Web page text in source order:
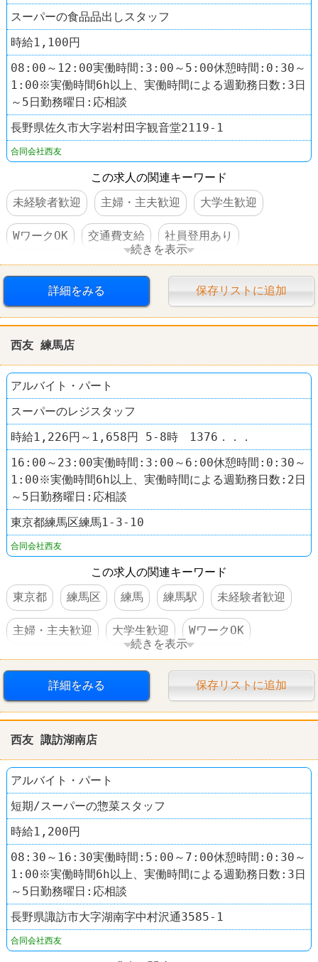
スーパーの食品品出しスタッフ
時給1,100円
08:00～12:00実働時間:3:00～5:00休憩時間:0:30～
1:00※実働時間6h以上、実働時間による週勤務日数:3日
～5日勤務曜日:応相談
長野県佐久市大字岩村田字観音堂2119-1
合同会社西友
この求人の関連キーワード
未経験者歓迎
主婦・主夫歓迎 大学生歓迎
WワークOK 交通費支給 社員登用あり
車・バイク通勤可 スーパー 西友(SEIYU)
続きを表示
詳細をみる 保存リストに追加
西友 練馬店
アルバイト・パート
スーパーのレジスタッフ
時給1,226円～1,658円 5-8時 1376．．．
16:00～23:00実働時間:3:00～6:00休憩時間:0:30～
1:00※実働時間6h以上、実働時間による週勤務日数:2日
～5日勤務曜日:応相談
東京都練馬区練馬1-3-10
合同会社西友
この求人の関連キーワード
東京都
練馬区 練馬 練馬駅 未経験者歓迎
主婦・主夫歓迎 大学生歓迎 WワークOK
交通費支給 社員登用あり 駅チカ スーパー
続きを表示
詳細をみる 保存リストに追加
西友 諏訪湖南店
アルバイト・パート
短期/スーパーの惣菜スタッフ
時給1,200円
08:30～16:30実働時間:5:00～7:00休憩時間:0:30～
1:00※実働時間6h以上、実働時間による週勤務日数:3日
～5日勤務曜日:応相談
長野県諏訪市大字湖南字中村沢通3585-1
合同会社西友